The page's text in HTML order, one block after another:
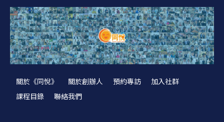
關於《同悅》 關於創辦人 預約專訪
加入社群
課程目錄
聯絡我們